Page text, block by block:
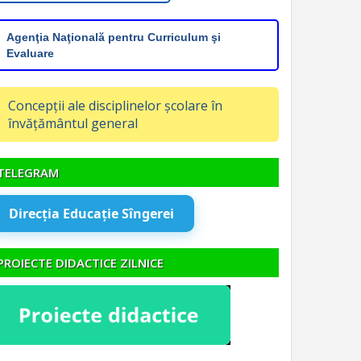
Agenţia Naţională pentru Curriculum şi
Evaluare
Concepții ale disciplinelor școlare în
învățământul general
Direcția Educație Sîngerei
DIDACTICE ZILNICE